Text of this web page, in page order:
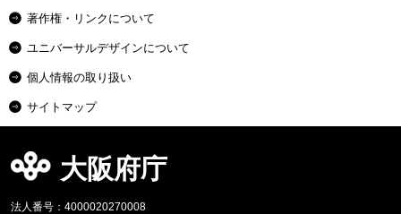
著作権・リンクについて
ユニバーサルデザインについて
個人情報の取り扱い
サイトマップ
大阪府庁
法人番号：4000020270008